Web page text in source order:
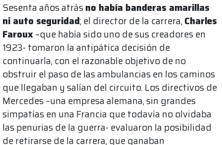
Sesenta años atrásno había banderas amarillas
ni auto seguridad; el director de la carrera,Charles
Faroux–que había sido uno de sus creadores en
1923- tomaron la antipática decisión de
continuarla, con el razonable objetivo de no
obstruir el paso de las ambulancias en los caminos
que llegaban y salían del circuito. Los directivos de
Mercedes –una empresa alemana, sin grandes
simpatías en una Francia que todavía no olvidaba
las penurias de la guerra- evaluaron la posibilidad
de retirarse de la carrera, que ganaban